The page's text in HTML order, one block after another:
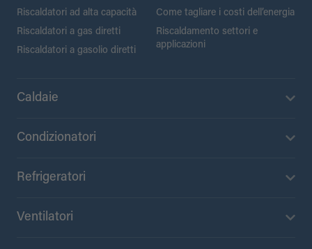
Riscaldatori ad alta capacità
Riscaldatori a gas diretti
Riscaldatori a gasolio diretti
Come tagliare i costi dell’energia
Riscaldamento settori e
applicazioni
Caldaie
Condizionatori
Refrigeratori
Ventilatori